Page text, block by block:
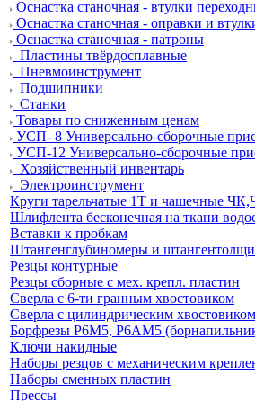
Оснастка станочная - втулки
Оснастка станочная - оправки и
Оснастка станочная - патроны
Пластины твёрдосплавные
Пневмоинструмент
Подшипники
Станки
Товары по сниженным ценам
УСП- 8 Универсально-сборочные
УСП-12 Универсально-сборочные
Хозяйственный инвентарь
Электроинструмент
Круги тарельчатые 1Т и чашечные
Шлифлента бесконечная на ткани
Вставки к пробкам
Штангенглубиномеры и
Резцы контурные
Резцы сборные с мех. крепл. пластин
Сверла с 6-ти гранным хвостовиком
Сверла с цилиндрическим
Борфрезы Р6М5, Р6АМ5
Ключи накидные
Наборы резцов с механическим
Наборы сменных пластин
Прессы